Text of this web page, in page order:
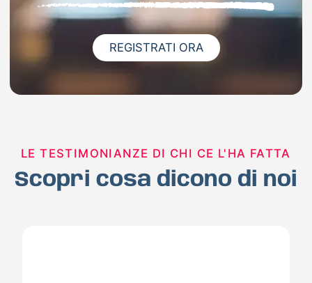
REGISTRATI ORA
LE TESTIMONIANZE DI CHI CE L'HA FATTA
Scopri cosa dicono di noi